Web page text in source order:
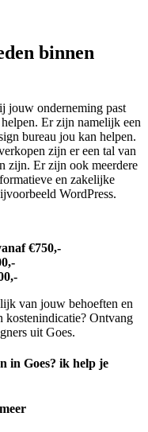
binnen
jouw onderneming past
Er zijn namelijk een
bureau jou kan helpen.
zijn er een tal van
zijn. Er zijn ook meerdere
en zakelijke
WordPress.
€750,-
van jouw behoeften en
kostenindicatie? Ontvang
uit Goes.
in Goes? ik help je